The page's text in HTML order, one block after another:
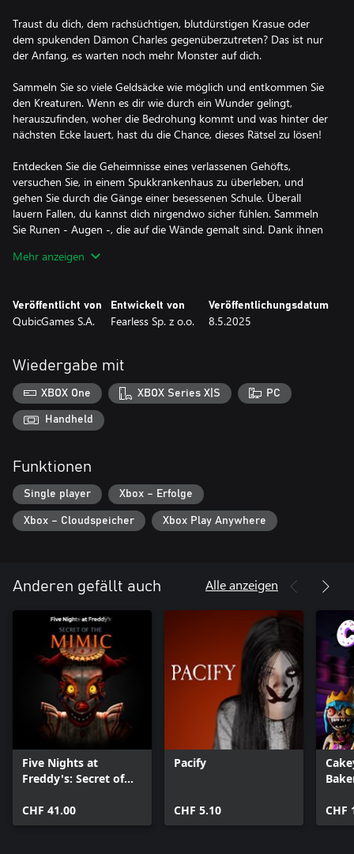
Traust du dich, dem rachsüchtigen, blutdürstigen Krasue oder
dem spukenden Dämon Charles gegenüberzutreten? Das ist nur
der Anfang, es warten noch mehr Monster auf dich.
Sammeln Sie so viele Geldsäcke wie möglich und entkommen Sie
den Kreaturen. Wenn es dir wie durch ein Wunder gelingt,
herauszufinden, woher die Bedrohung kommt und was hinter der
nächsten Ecke lauert, hast du die Chance, dieses Rätsel zu lösen!
Entdecken Sie die Geheimnisse eines verlassenen Gehöfts,
versuchen Sie, in einem Spukkrankenhaus zu überleben, und
gehen Sie durch die Gänge einer besessenen Schule. Überall
lauern Fallen, du kannst dich nirgendwo sicher fühlen. Sammeln
Sie Runen - Augen -, die auf die Wände gemalt sind. Dank ihnen
versuchen, seine Bewegungen vorherzusehen.
- Mechanismen, die an die geliebten alten Spiele erinnern
- Du kannst dich vor Bedrohungen verstecken oder weglaufen,
- Nutze deine Karte und dein Auge, um zu überleben
- Sammle alle versteckten Notizen, um die geheimnisvolle
Geschichte eines jeden Levels zu entdecken
- Viele Spielmodi und Levels, The Mansion war nur der Anfang
- Versuchen Sie sich im Endlosmodus, in dem die Monster stärker
werden und Ihr Mut auf die Probe gestellt wird. Du wirst
- Jagd auf Krasue, den gefährlichen Charles und mehr
- Halloween-Modus, fange die Kürbisse, um zusätzliches Geld zu
sammeln
Mehr anzeigen
Veröffentlicht von
QubicGames S.A.
Entwickelt von
Fearless Sp. z o.o.
Veröffentlichungsdatum
8.5.2025
Wiedergabe mit
XBOX One XBOX Series X|S PC
Handheld
Funktionen
Single player Xbox – Erfolge
Xbox – Cloudspeicher Xbox Play Anywhere
Anderen gefällt auch Alle anzeigen
Five Nights at
Freddy's: Secret of
CHF 41.00
Pacify
CHF 5.10 CHF